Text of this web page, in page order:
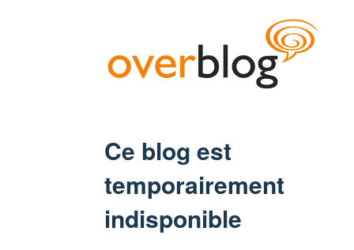
Ce blog est
temporairement
indisponible